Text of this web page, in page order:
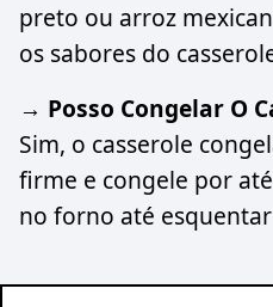
preto ou arroz
os sabores do
→ Posso Congelar O
Sim, o casserole
firme e congele por
no forno até